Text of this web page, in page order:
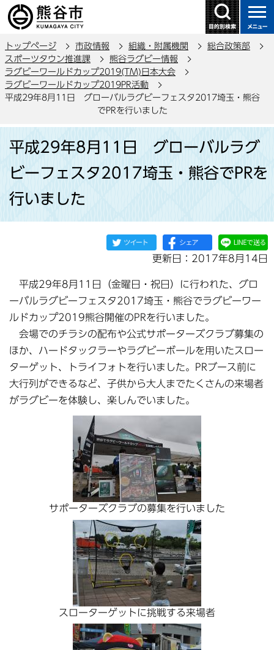
の
ー
ジ
の
先
トップページ 市政情報 組織・附属機関
総合政策部
スポーツタウン推進課
熊谷ラグビー情報
ラグビーワールドカップ2019(TM)日本大会
ラグビーワールドカップ2019PR活動
平成29年8月11日 グローバルラグビーフェスタ2017埼玉・熊谷
でPRを行いました
平成29年8月11日 グローバルラグ
ビーフェスタ2017埼玉・熊谷でPRを
行いました
更新日：2017年8月14日
平成29年8月11日（金曜日・祝日）に行われた、グロ
ーバルラグビーフェスタ2017埼玉・熊谷でラグビーワー
ルドカップ2019熊谷開催のPRを行いました。
会場でのチラシの配布や公式サポーターズクラブ募集の
ほか、ハードタックラーやラグビーボールを用いたスロー
ターゲット、トライフォトを行いました。PRブース前に
大行列ができるなど、子供から大人までたくさんの来場者
がラグビーを体験し、楽しんでいました。
サポーターズクラブの募集を行いました
スローターゲットに挑戦する来場者